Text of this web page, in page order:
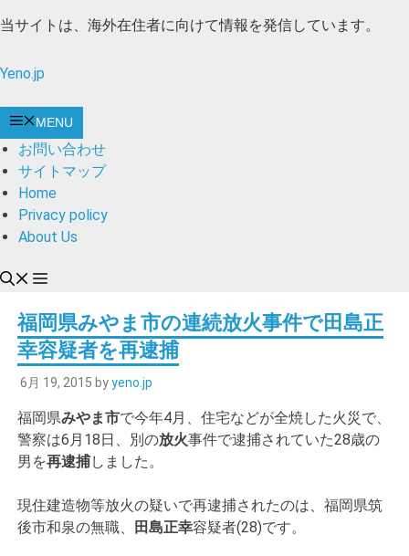
コ
テ
ツ
ス
キ
ッ
プ
当サイトは、海外在住者に向けて情報を発信しています。
Yeno.jp
MENU
お問い合わせ
サイトマップ
Home
Privacy policy
About Us
福岡県みやま市の連続放火事件で田島正
幸容疑者を再逮捕
6月 19, 2015 byyeno.jp
福岡県みやま市で今年4月、住宅などが全焼した火災で、
警察は6月18日、別の放火事件で逮捕されていた28歳の
男を再逮捕しました。
現住建造物等放火の疑いで再逮捕されたのは、福岡県筑
後市和泉の無職、
田島正幸容疑者(28)です。